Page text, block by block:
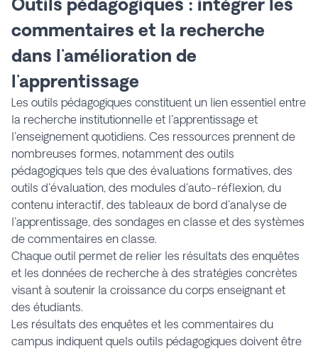
Outils pédagogiques : intégrer les
commentaires et la recherche
dans l'amélioration de
l'apprentissage
Les outils pédagogiques constituent un lien essentiel entre
la recherche institutionnelle et l'apprentissage et
l'enseignement quotidiens. Ces ressources prennent de
nombreuses formes, notamment des outils
pédagogiques tels que des évaluations formatives, des
outils d'évaluation, des modules d'auto-réflexion, du
contenu interactif, des tableaux de bord d'analyse de
l'apprentissage, des sondages en classe et des systèmes
de commentaires en classe.
Chaque outil permet de relier les résultats des enquêtes
et les données de recherche à des stratégies concrètes
visant à soutenir la croissance du corps enseignant et
des étudiants.
Les résultats des enquêtes et les commentaires du
campus indiquent quels outils pédagogiques doivent être